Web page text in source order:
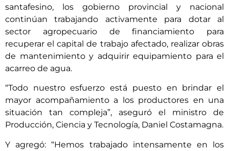
santafesino, los gobierno provincial y nacional
continúan trabajando activamente para dotar al
sector agropecuario de financiamiento para
recuperar el capital de trabajo afectado, realizar obras
de mantenimiento y adquirir equipamiento para el
acarreo de agua.
“Todo nuestro esfuerzo está puesto en brindar el
mayor acompañamiento a los productores en una
situación tan compleja”, aseguró el ministro de
Producción, Ciencia y Tecnología, Daniel Costamagna.
Y agregó: “Hemos trabajado intensamente en los